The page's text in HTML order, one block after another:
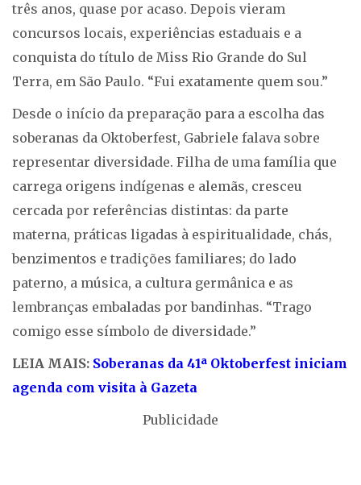
três anos, quase por acaso. Depois vieram
concursos locais, experiências estaduais e a
conquista do título de Miss Rio Grande do Sul
Terra, em São Paulo. “Fui exatamente quem sou.”
Desde o início da preparação para a escolha das
soberanas da Oktoberfest, Gabriele falava sobre
representar diversidade. Filha de uma família que
carrega origens indígenas e alemãs, cresceu
cercada por referências distintas: da parte
materna, práticas ligadas à espiritualidade, chás,
benzimentos e tradições familiares; do lado
paterno, a música, a cultura germânica e as
lembranças embaladas por bandinhas. “Trago
comigo esse símbolo de diversidade.”
LEIA MAIS: Soberanas da 41ª Oktoberfest iniciam
agenda com visita à Gazeta
Publicidade